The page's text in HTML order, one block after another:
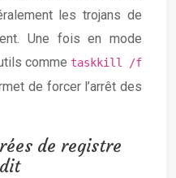
les trojans de
Une fois en mode
comme taskkill /f
de forcer l’arrêt des
de registre